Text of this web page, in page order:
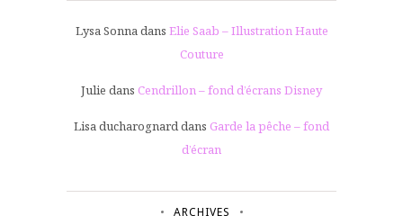
Lysa Sonnadans Elie Saab – Illustration Haute
Couture
Julie dans Cendrillon – fond d’écrans Disney
Lisa ducharognarddans Garde la pêche – fond
d’écran
ARCHIVES